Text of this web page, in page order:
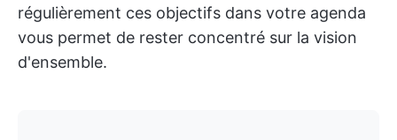
régulièrement ces objectifs dans votre agenda
vous permet de rester concentré sur la vision
d'ensemble.